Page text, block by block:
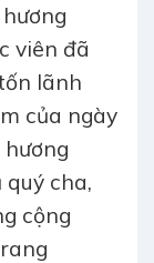
viên đã
lãnh
của ngày
quý cha,
cộng